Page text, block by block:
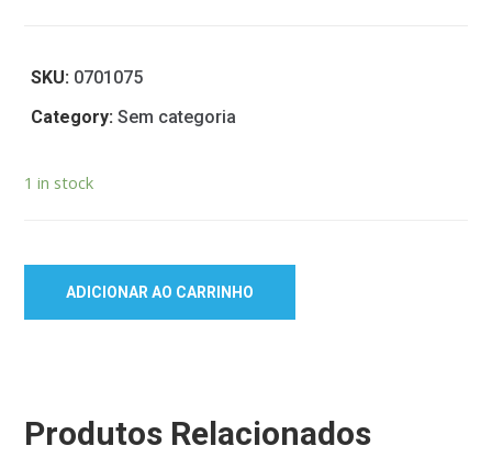
SKU: 0701075
Category:Sem categoria
1 in stock
ADICIONAR AO CARRINHO
Produtos Relacionados